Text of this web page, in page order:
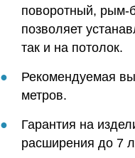
поворотный, рым-
позволяет
так и на потолок.
Рекомендуемая
метров.
Гарантия на
расширения до 7